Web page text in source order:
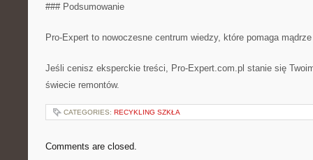
### Podsumowanie
Pro-Expert to nowoczesne centrum wiedzy, które pomaga
Jeśli cenisz eksperckie treści, Pro-Expert.com.pl stanie się
świecie remontów.
CATEGORIES: RECYKLING SZKŁA
Comments are closed.